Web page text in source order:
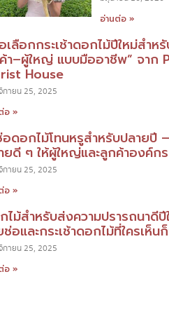
อ่านต่อ »
เลือกกระเช้าดอกไม้ปีใหม่สำห
า–ผู้ใหญ่ แบบมืออาชีพ” จาก
House
กายน 25, 2025
อ »
ดอกไม้โทนหรูสำหรับปลายปี
ยดี ๆ ให้ผู้ใหญ่และลูกค้าองค์กร
กายน 25, 2025
อ »
ไม้สำหรับส่งความปรารถนาดีปี
อและกระเช้าดอกไม้ที่ใครเห็น
กายน 25, 2025
อ »